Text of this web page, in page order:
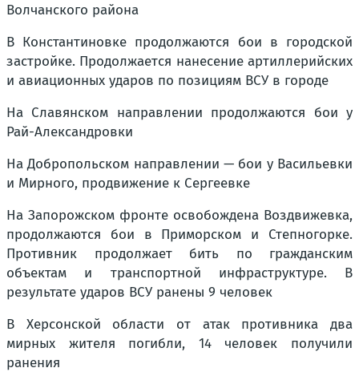
Волчанского района
В Константиновке продолжаются бои в городской
застройке. Продолжается нанесение артиллерийских
и авиационных ударов по позициям ВСУ в городе
На Славянском направлении продолжаются бои у
Рай-Александровки
На Добропольском направлении — бои у Васильевки
и Мирного, продвижение к Сергеевке
На Запорожском фронте освобождена Воздвижевка,
продолжаются бои в Приморском и Степногорке.
Противник продолжает бить по гражданским
объектам и транспортной инфраструктуре. В
результате ударов ВСУ ранены 9 человек
В Херсонской области от атак противника два
мирных жителя погибли, 14 человек получили
ранения